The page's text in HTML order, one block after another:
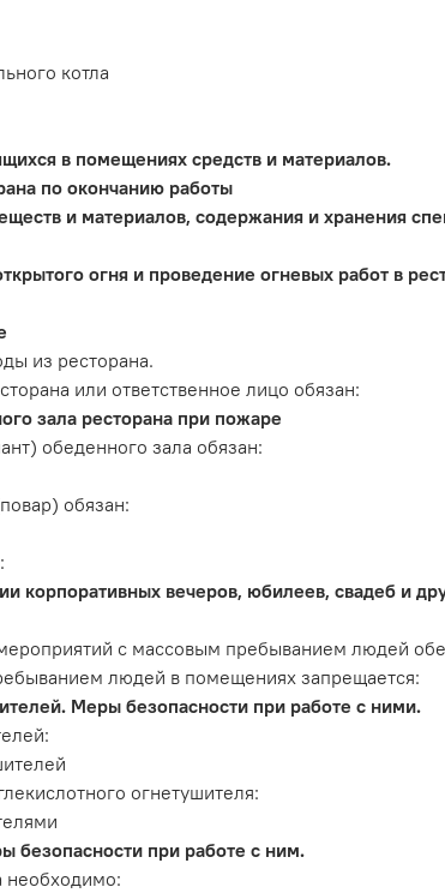
котла
в помещениях средств и материалов.
по окончанию работы
и материалов, содержания и хранения
огня и проведение огневых работ в
из ресторана.
или ответственное лицо обязан:
зала ресторана при пожаре
обеденного зала обязан:
обязан:
корпоративных вечеров, юбилеев, свадеб и
с массовым пребыванием людей
людей в помещениях запрещается:
Меры безопасности при работе с ними.
огнетушителя:
безопасности при работе с ним.
необходимо: